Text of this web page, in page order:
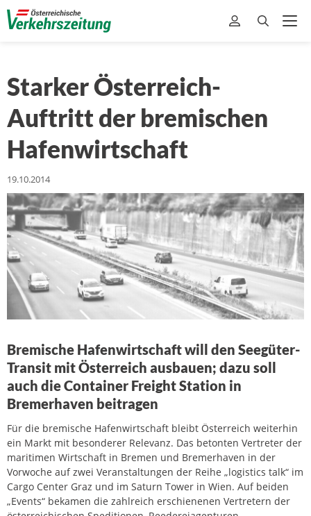
Starker Österreich-
Auftritt der bremischen
Hafenwirtschaft
19.10.2014
Bremische Hafenwirtschaft will den Seegüter-
Transit mit Österreich ausbauen; dazu soll
auch die Container Freight Station in
Bremerhaven beitragen
Für die bremische Hafenwirtschaft bleibt Österreich weiterhin
ein Markt mit besonderer Relevanz. Das betonten Vertreter der
maritimen Wirtschaft in Bremen und Bremerhaven in der
Vorwoche auf zwei Veranstaltungen der Reihe „logistics talk“ im
Cargo Center Graz und im Saturn Tower in Wien. Auf beiden
„Events“ bekamen die zahlreich erschienenen Vertretern der